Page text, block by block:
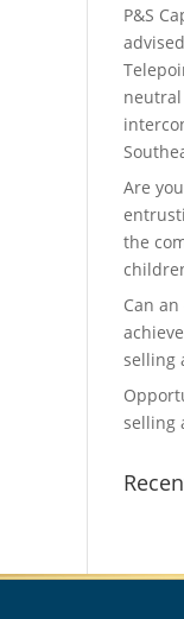
P&S
Are
the
Can
selling
selling